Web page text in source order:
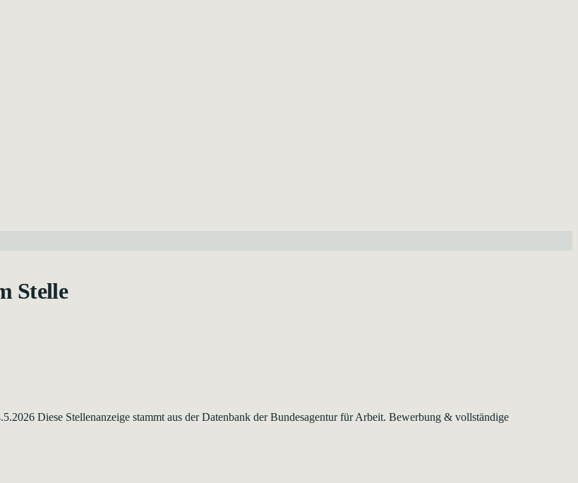
Stelle
Diese Stellenanzeige stammt aus der Datenbank der Bundesagentur für Arbeit. Bewerbung & vollständige